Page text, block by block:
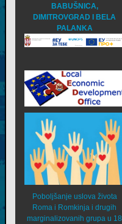
BABUŠNICA,
DIMITROVGRAD I BELA
PALANKA
Poboljšanje uslova života
Roma i Romkinja i drugih
marginalizovanih grupa u 18